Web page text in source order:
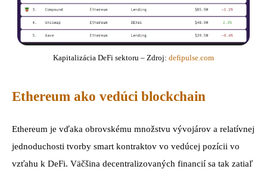
Kapitalizácia DeFi sektoru – Zdroj: defipulse.com
Ethereum ako vedúci blockchain
Ethereum je vďaka obrovskému množstvu vývojárov a relatívnej
jednoduchosti tvorby smart kontraktov vo vedúcej pozícii vo
vzťahu k DeFi. Väčšina decentralizovaných financií sa tak zatiaľ